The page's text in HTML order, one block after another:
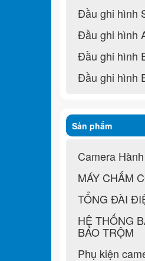
Đầu ghi hình
Đầu ghi hình
Đầu ghi hình
Đầu ghi hình
Sản phẩm
Camera
MÁY CHẤM
TỔNG ĐÀI
HỆ THỐNG
BÁO TRỘM
Phụ kiện